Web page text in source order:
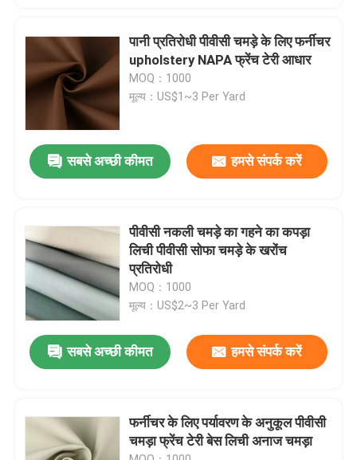
पानी प्रतिरोधी पीवीसी चमड़े के लिए फर्नीचर
upholstery NAPA फ्रेंच टेरी आधार
MOQ：1000
मूल्य：US$1~3 Per Yard
सबसे अच्छी कीमत हमसे संपर्क करें
पीवीसी नकली चमड़े का गहने का कपड़ा
लिची पीवीसी सोफा चमड़े के खरोंच
प्रतिरोधी
MOQ：1000
मूल्य：US$2~3 Per Yard
सबसे अच्छी कीमत हमसे संपर्क करें
फर्नीचर के लिए पर्यावरण के अनुकूल पीवीसी
चमड़ा फ्रेंच टेरी बेस लिची अनाज चमड़ा